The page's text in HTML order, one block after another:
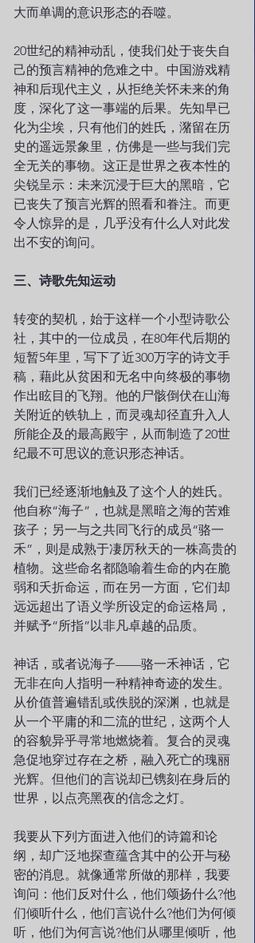
大而单调的意识形态的吞噬。
20世纪的精神动乱，使我们处于丧失自
己的预言精神的危难之中。中国游戏精
神和后现代主义，从拒绝关怀未来的角
度，深化了这一事端的后果。先知早已
化为尘埃，只有他们的姓氏，潴留在历
史的遥远景象里，仿佛是一些与我们完
全无关的事物。这正是世界之夜本性的
尖锐呈示：未来沉浸于巨大的黑暗，它
已丧失了预言光辉的照看和眷注。而更
令人惊异的是，几乎没有什么人对此发
出不安的询问。
三、诗歌先知运动
转变的契机，始于这样一个小型诗歌公
社，其中的一位成员，在80年代后期的
短暂5年里，写下了近300万字的诗文手
稿，藉此从贫困和无名中向终极的事物
作出眩目的飞翔。他的尸骸倒伏在山海
关附近的铁轨上，而灵魂却径直升入人
所能企及的最高殿宇，从而制造了20世
纪最不可思议的意识形态神话。
我们已经逐渐地触及了这个人的姓氏。
他自称“海子”，也就是黑暗之海的苦难
孩子；另一与之共同飞行的成员“骆一
禾”，则是成熟于凄厉秋天的一株高贵的
植物。这些命名都隐喻着生命的内在脆
弱和夭折命运，而在另一方面，它们却
远远超出了语义学所设定的命运格局，
并赋予“所指”以非凡卓越的品质。
神话，或者说海子——骆一禾神话，它
无非在向人指明一种精神奇迹的发生。
从价值普遍错乱或佚脱的深渊，也就是
从一个平庸的和二流的世纪，这两个人
的容貌异乎寻常地燃烧着。复合的灵魂
急促地穿过存在之桥，融入死亡的瑰丽
光辉。但他们的言说却已镌刻在身后的
世界，以点亮黑夜的信念之灯。
我要从下列方面进入他们的诗篇和论
纲，却广泛地探查蕴含其中的公开与秘
密的消息。就像通常所做的那样，我要
询问：他们反对什么，他们颂扬什么?他
们倾听什么，他们言说什么?他们为何倾
听，他们为何言说?他们从哪里倾听，他